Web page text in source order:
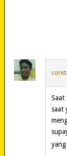
Saat
saat
yang